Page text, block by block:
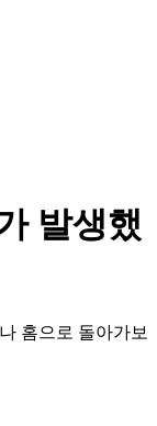
발생했
홈으로 돌아가보